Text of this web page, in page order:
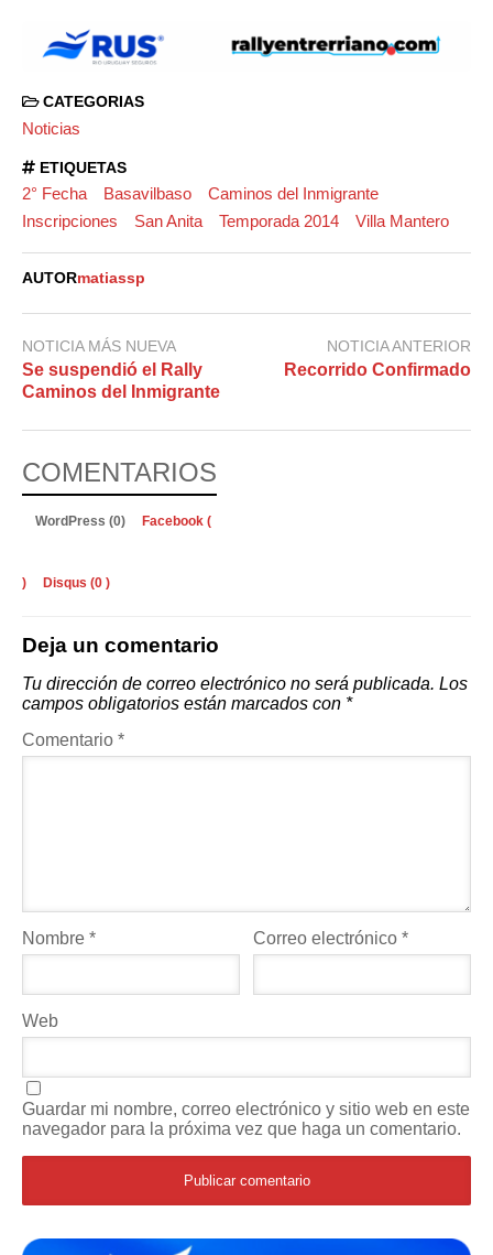
CATEGORIAS
Noticias
ETIQUETAS
2° Fecha Basavilbaso
Caminos del Inmigrante
Inscripciones
San Anita Temporada 2014 Villa Mantero
AUTORmatiassp
NOTICIA MÁS NUEVA
Se suspendió el Rally
Caminos del Inmigrante
NOTICIA ANTERIOR
Recorrido Confirmado
COMENTARIOS
WordPress (0) Facebook (
) Disqus (0 )
Deja un comentario
Tu dirección de correo electrónico no será publicada. Los
campos obligatorios están marcados con *
Comentario *
Nombre * Correo electrónico*
Web
Guardar mi nombre, correo electrónico y sitio web en este
navegador para la próxima vez que haga un comentario.